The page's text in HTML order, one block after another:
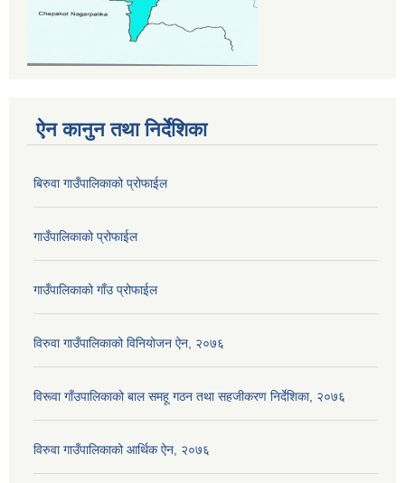
ऐन कानुन तथा निर्देशिका
बिरुवा गाउँपालिकाको प्रोफाईल
गाउँपालिकाको प्रोफाईल
गाउँपालिकाको गाँउ प्रोफाईल
विरुवा गाउँपालिकाको विनियोजन ऐन, २०७६
विरूवा गाँउपालिकाको बाल समहू गठन तथा सहजीकरण निर्देशिका, २०७६
विरुवा गाउँपालिकाको आर्थिक ऐन, २०७६